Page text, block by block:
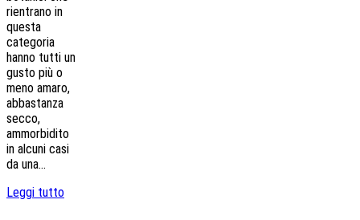
rientrano in
questa
categoria
hanno tutti un
gusto più o
meno amaro,
abbastanza
secco,
ammorbidito
in alcuni casi
da una...
Leggi tutto